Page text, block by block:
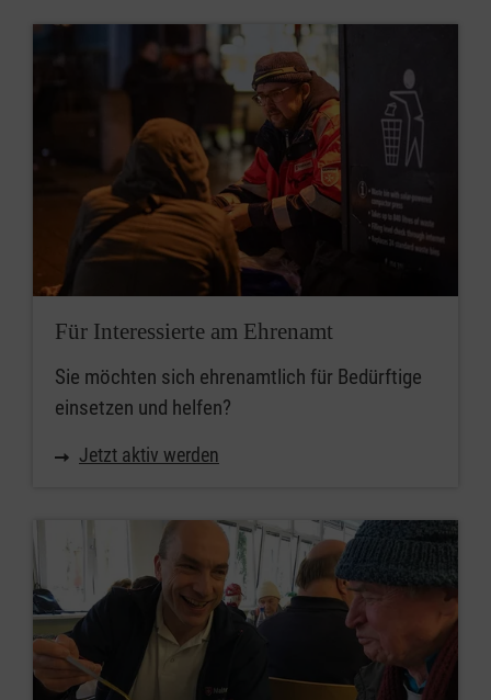
Für Interessierte am Ehrenamt
Sie möchten sich ehrenamtlich für Bedürftige
einsetzen und helfen?
Jetzt aktiv werden